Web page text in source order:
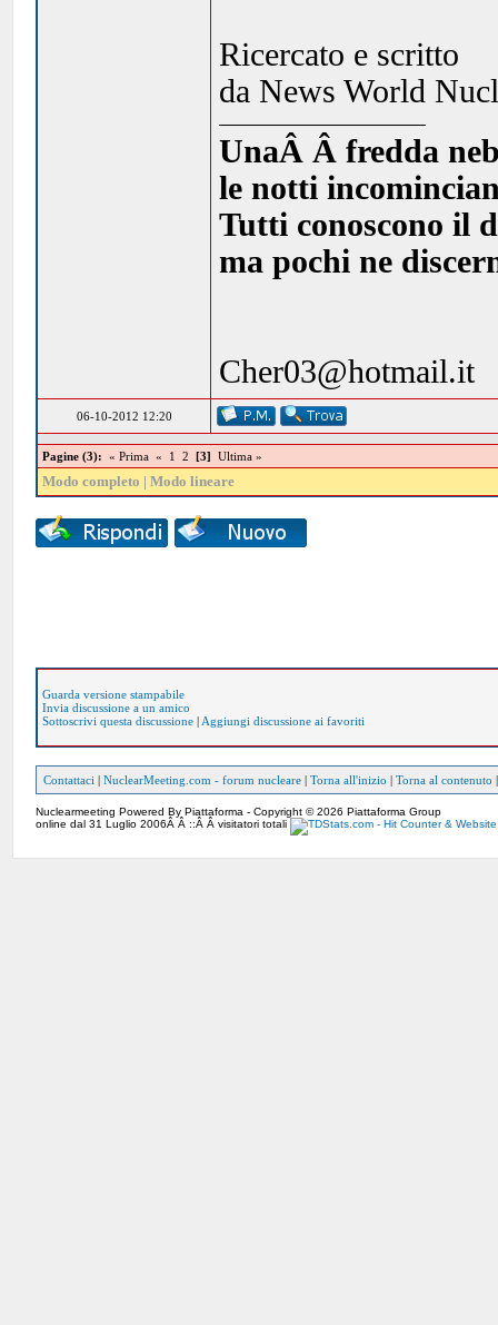
Ricercato e scritto
da News World
UnaÂ Â fredda
le notti
Tutti conoscono il
ma pochi ne
Cher03@hotmail.it
06-10-2012 12:20
Pagine (3): « Prima « 1 2 [3] Ultima »
Modo completo |Modo lineare
Guarda versione stampabile
Invia discussione a un amico
Sottoscrivi questa discussione | Aggiungi discussione ai favoriti
Contattaci |NuclearMeeting.com - forum nucleare |Torna all'inizio |Torna al contenuto
Nuclearmeeting Powered By Piattaforma - Copyright © 2026 Piattaforma Group
online dal 31 Luglio 2006Â Â ::Â Â visitatori totali